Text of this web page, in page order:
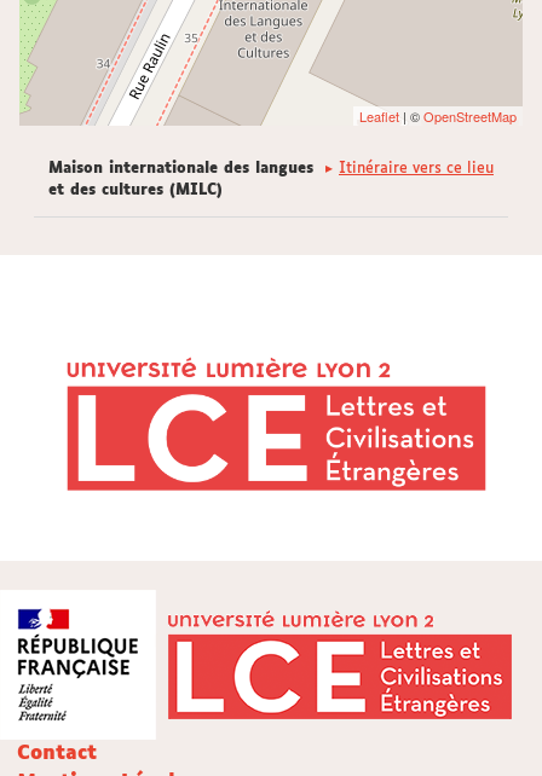
Leaflet | ©OpenStreetMap
Itinéraire vers ce lieu
Maison internationale des langues
et des cultures (MILC)
Contact